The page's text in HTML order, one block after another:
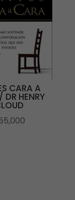
CARA A
DR HENRY
55,000